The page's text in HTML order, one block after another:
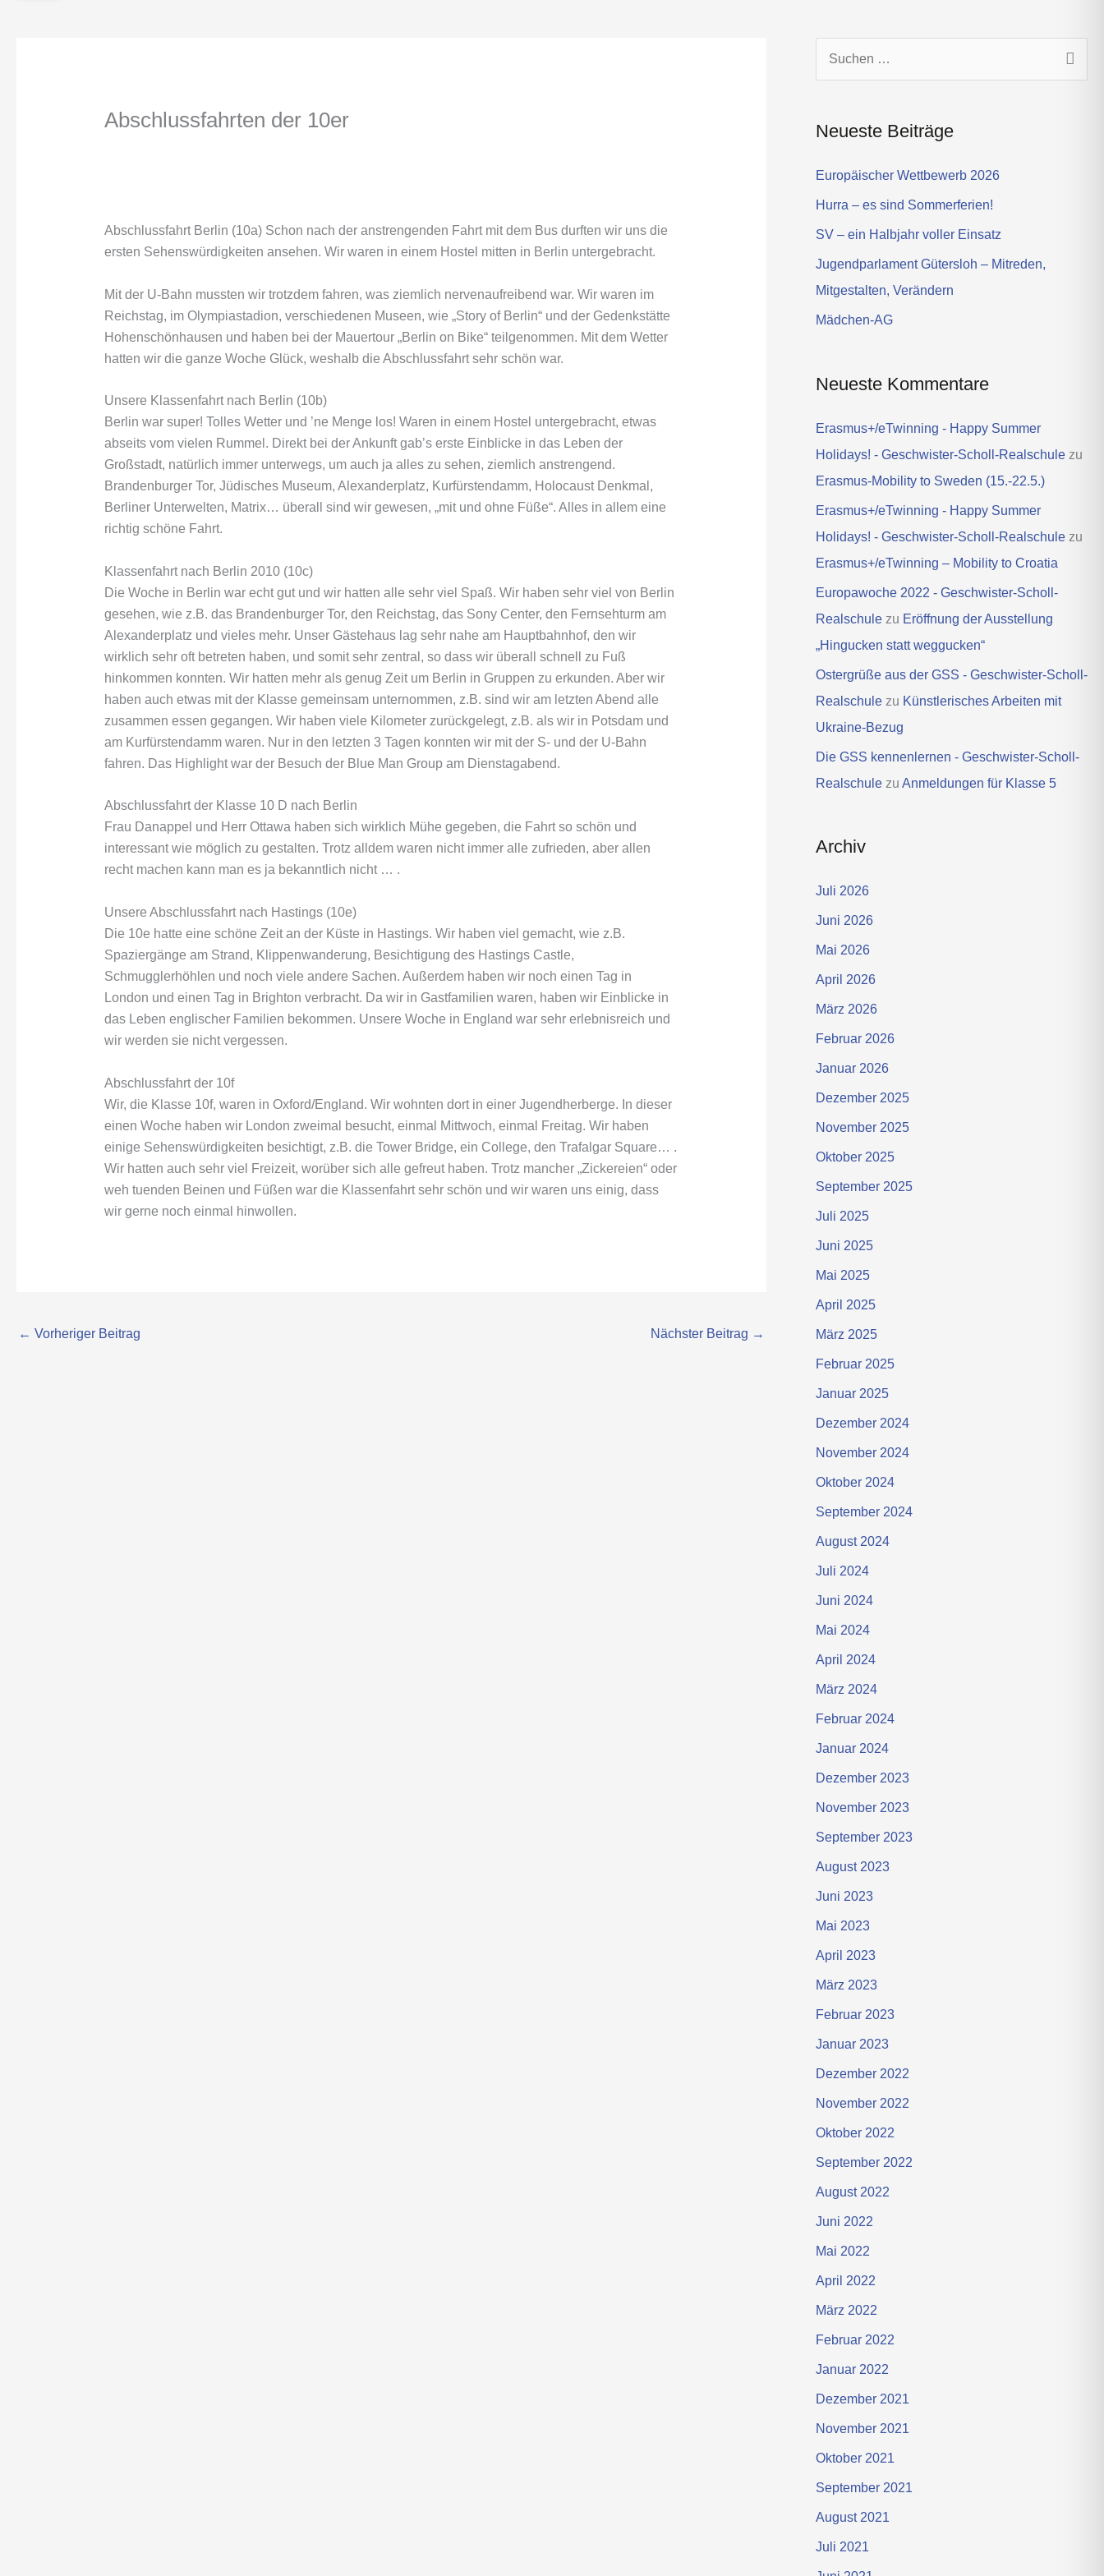
a
g
r
Abschlussfahrten der 10er
Abschlussfahrt Berlin (10a) Schon nach der anstrengenden Fahrt mit dem Bus durften wir uns die
ersten Sehenswürdigkeiten ansehen. Wir waren in einem Hostel mitten in Berlin untergebracht.
Mit der U-Bahn mussten wir trotzdem fahren, was ziemlich nervenaufreibend war. Wir waren im
Reichstag, im Olympiastadion, verschiedenen Museen, wie „Story of Berlin“ und der Gedenkstätte
Hohenschönhausen und haben bei der Mauertour „Berlin on Bike“ teilgenommen. Mit dem Wetter
hatten wir die ganze Woche Glück, weshalb die Abschlussfahrt sehr schön war.
Unsere Klassenfahrt nach Berlin (10b)
Berlin war super! Tolles Wetter und ’ne Menge los! Waren in einem Hostel untergebracht, etwas
abseits vom vielen Rummel. Direkt bei der Ankunft gab’s erste Einblicke in das Leben der
Großstadt, natürlich immer unterwegs, um auch ja alles zu sehen, ziemlich anstrengend.
Brandenburger Tor, Jüdisches Museum, Alexanderplatz, Kurfürstendamm, Holocaust Denkmal,
Berliner Unterwelten, Matrix… überall sind wir gewesen, „mit und ohne Füße“. Alles in allem eine
richtig schöne Fahrt.
Klassenfahrt nach Berlin 2010 (10c)
Die Woche in Berlin war echt gut und wir hatten alle sehr viel Spaß. Wir haben sehr viel von Berlin
gesehen, wie z.B. das Brandenburger Tor, den Reichstag, das Sony Center, den Fernsehturm am
Alexanderplatz und vieles mehr. Unser Gästehaus lag sehr nahe am Hauptbahnhof, den wir
wirklich sehr oft betreten haben, und somit sehr zentral, so dass wir überall schnell zu Fuß
hinkommen konnten. Wir hatten mehr als genug Zeit um Berlin in Gruppen zu erkunden. Aber wir
haben auch etwas mit der Klasse gemeinsam unternommen, z.B. sind wir am letzten Abend alle
zusammen essen gegangen. Wir haben viele Kilometer zurückgelegt, z.B. als wir in Potsdam und
am Kurfürstendamm waren. Nur in den letzten 3 Tagen konnten wir mit der S- und der U-Bahn
fahren. Das Highlight war der Besuch der Blue Man Group am Dienstagabend.
Abschlussfahrt der Klasse 10 D nach Berlin
Frau Danappel und Herr Ottawa haben sich wirklich Mühe gegeben, die Fahrt so schön und
interessant wie möglich zu gestalten. Trotz alldem waren nicht immer alle zufrieden, aber allen
recht machen kann man es ja bekanntlich nicht … .
Unsere Abschlussfahrt nach Hastings (10e)
Die 10e hatte eine schöne Zeit an der Küste in Hastings. Wir haben viel gemacht, wie z.B.
Spaziergänge am Strand, Klippenwanderung, Besichtigung des Hastings Castle,
Schmugglerhöhlen und noch viele andere Sachen. Außerdem haben wir noch einen Tag in
London und einen Tag in Brighton verbracht. Da wir in Gastfamilien waren, haben wir Einblicke in
das Leben englischer Familien bekommen. Unsere Woche in England war sehr erlebnisreich und
wir werden sie nicht vergessen.
Abschlussfahrt der 10f
Wir, die Klasse 10f, waren in Oxford/England. Wir wohnten dort in einer Jugendherberge. In dieser
einen Woche haben wir London zweimal besucht, einmal Mittwoch, einmal Freitag. Wir haben
einige Sehenswürdigkeiten besichtigt, z.B. die Tower Bridge, ein College, den Trafalgar Square… .
Wir hatten auch sehr viel Freizeit, worüber sich alle gefreut haben. Trotz mancher „Zickereien“ oder
weh tuenden Beinen und Füßen war die Klassenfahrt sehr schön und wir waren uns einig, dass
wir gerne noch einmal hinwollen.
← Vorheriger Beitrag Nächster Beitrag →
e
:
Neueste Beiträge
Europäischer Wettbewerb 2026
Hurra – es sind Sommerferien!
SV – ein Halbjahr voller Einsatz
Jugendparlament Gütersloh – Mitreden,
Mitgestalten, Verändern
Mädchen-AG
Neueste Kommentare
Erasmus+/eTwinning - Happy Summer
Holidays! - Geschwister-Scholl-Realschulezu
Erasmus-Mobility to Sweden (15.-22.5.)
Erasmus+/eTwinning - Happy Summer
Holidays! - Geschwister-Scholl-Realschulezu
Erasmus+/eTwinning – Mobility to Croatia
Europawoche 2022 - Geschwister-Scholl-
Realschulezu Eröffnung der Ausstellung
„Hingucken statt weggucken“
Ostergrüße aus der GSS - Geschwister-Scholl-
Realschulezu Künstlerisches Arbeiten mit
Ukraine-Bezug
Die GSS kennenlernen - Geschwister-Scholl-
Realschulezu Anmeldungen für Klasse 5
Archiv
Juli 2026
Juni 2026
Mai 2026
April 2026
März 2026
Februar 2026
Januar 2026
Dezember 2025
November 2025
Oktober 2025
September 2025
Juli 2025
Juni 2025
Mai 2025
April 2025
März 2025
Februar 2025
Januar 2025
Dezember 2024
November 2024
Oktober 2024
September 2024
August 2024
Juli 2024
Juni 2024
Mai 2024
April 2024
März 2024
Februar 2024
Januar 2024
Dezember 2023
November 2023
September 2023
August 2023
Juni 2023
Mai 2023
April 2023
März 2023
Februar 2023
Januar 2023
Dezember 2022
November 2022
Oktober 2022
September 2022
August 2022
Juni 2022
Mai 2022
April 2022
März 2022
Februar 2022
Januar 2022
Dezember 2021
November 2021
Oktober 2021
September 2021
August 2021
Juli 2021